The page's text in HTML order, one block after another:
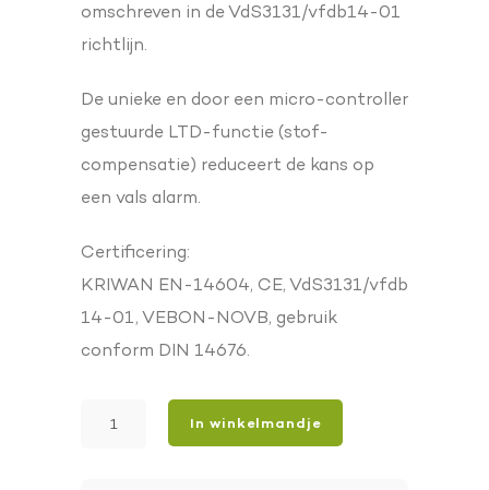
omschreven in de VdS3131/vfdb14-01
richtlijn.
De unieke en door een micro-controller
gestuurde LTD-functie (stof-
compensatie) reduceert de kans op
een vals alarm.
Certificering:
KRIWAN EN-14604, CE, VdS3131/vfdb
14-01, VEBON-NOVB, gebruik
conform DIN 14676.
Rookmelder
In winkelmandje